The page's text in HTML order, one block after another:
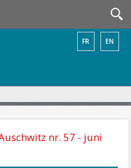
EN
FR
nr. 57 - juni